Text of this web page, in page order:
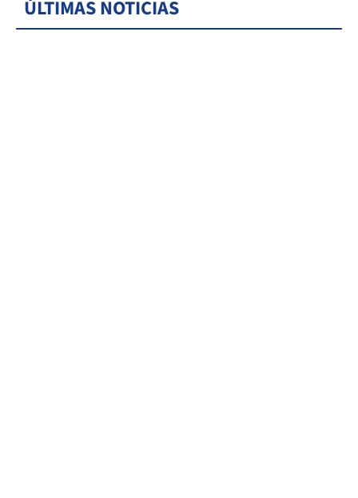
ÚLTIMAS NOTICIAS